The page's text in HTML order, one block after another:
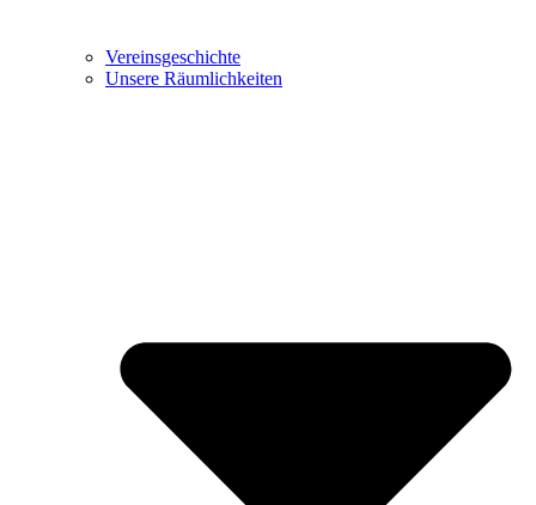
Vereinsgeschichte
Unsere Räumlichkeiten